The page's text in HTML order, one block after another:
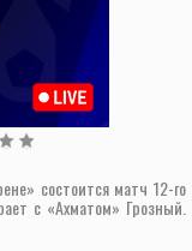
состоится матч 12-го
с «Ахматом» Грозный.